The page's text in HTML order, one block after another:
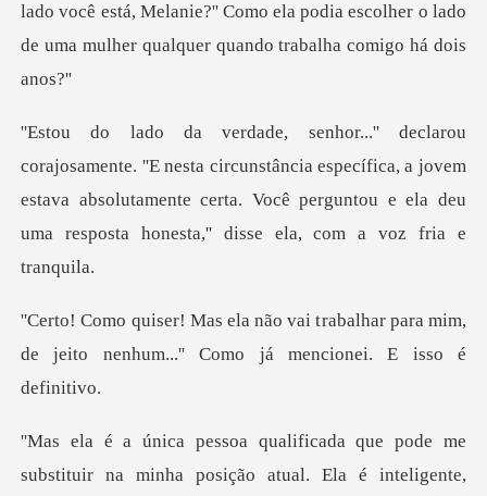
lado você está, Melanie?'' Como ela podia escolher o lado
circunstância específica, a jovem
estava absolutamente certa. Você pergunt
rabalhar para mim,
de jeito nenhum...''